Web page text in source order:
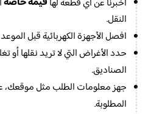
النقل.
افصل الأجهزة الكهربائية قبل
حدد الأغراض التي لا تريد نقلها أو
الصناديق.
جهز معلومات الطلب مثل موقعك،
المطلوبة.